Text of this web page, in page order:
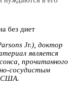
Jr.), доктор
является
прочитанного
сосудистым
США.